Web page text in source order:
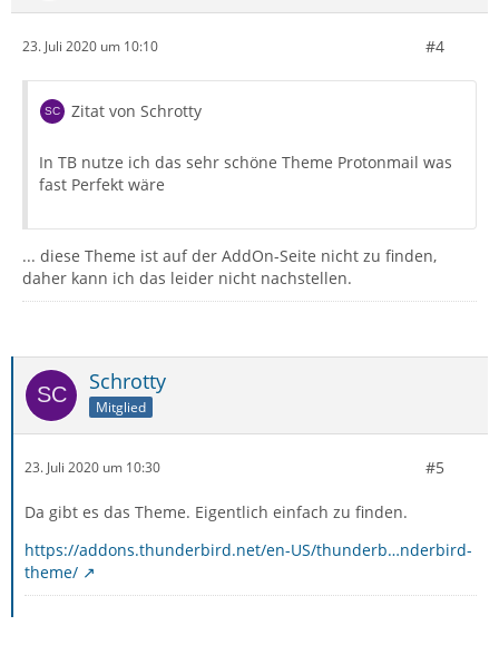
23. Juli 2020 um 10:10 #4
Zitat von Schrotty
In TB nutze ich das sehr schöne Theme Protonmail was
fast Perfekt wäre
... diese Theme ist auf der AddOn-Seite nicht zu finden,
daher kann ich das leider nicht nachstellen.
Schrotty
Mitglied
23. Juli 2020 um 10:30 #5
Da gibt es das Theme. Eigentlich einfach zu finden.
https://addons.thunderbird.net/en-US/thunderb…nderbird-
theme/